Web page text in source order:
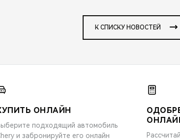
К СПИСКУ НОВОСТЕЙ
ОНЛАЙН
подходящий автомобиль
и забронируйте его онлайн